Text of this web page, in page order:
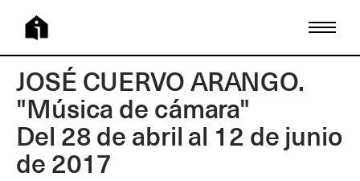
JOSÉ CUERVO ARANGO.
"Música de cámara"
Del 28 de abril al 12 de junio
de 2017